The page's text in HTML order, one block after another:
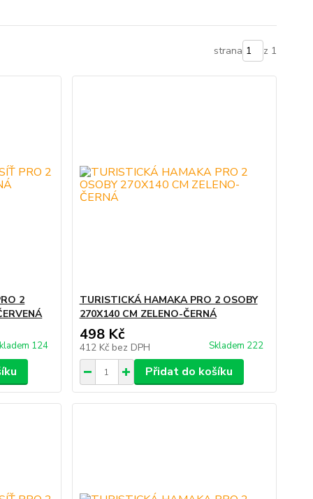
strana z 1
2
124
TURISTICKÁ HAMAKA PRO 2 OSOBY
270X140 CM ZELENO-ČERNÁ
498 Kč
412 Kč bez DPH Skladem 222
Přidat do košíku